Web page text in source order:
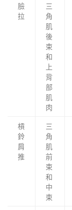
臉
拉
三
角
肌
後
束
和
上
背
部
肌
肉
槓
鈴
肩
推
三
角
肌
前
束
和
中
束